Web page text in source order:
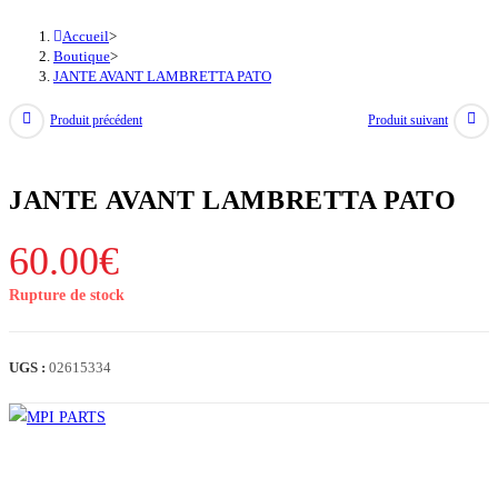
Accueil>
Boutique>
JANTE AVANT LAMBRETTA PATO
Produit précédent Produit suivant
JANTE AVANT LAMBRETTA PATO
60.00€
Rupture de stock
UGS : 02615334